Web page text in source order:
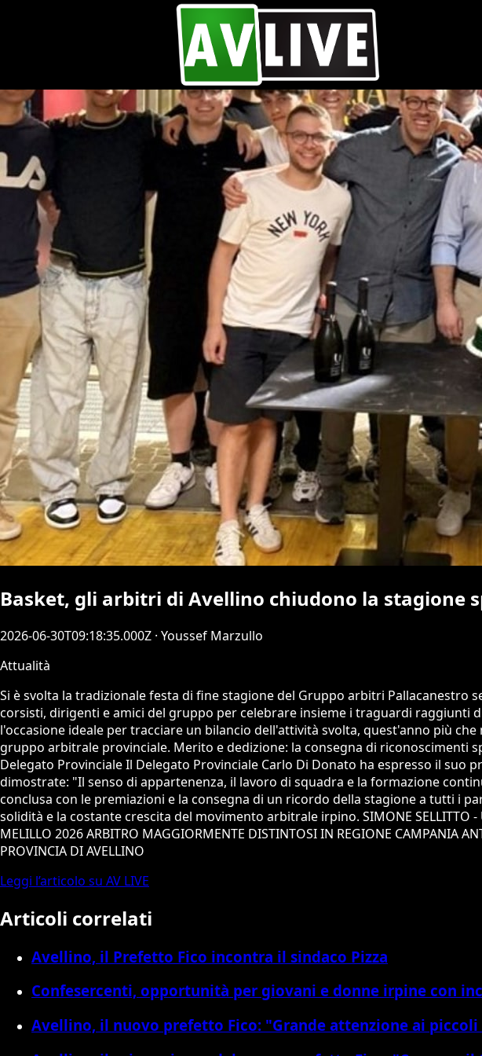
Basket, gli arbitri di Avellino chiudono la stagione
2026-06-30T09:18:35.000Z · Youssef Marzullo
Attualità
Si è svolta la tradizionale festa di fine stagione del Gruppo arbitri
corsisti, dirigenti e amici del gruppo per celebrare insieme i traguardi raggiunti
l'occasione ideale per tracciare un bilancio dell'attività svolta, quest'anno più
gruppo arbitrale provinciale. Merito e dedizione: la consegna di riconoscimenti
Delegato Provinciale Il Delegato Provinciale Carlo Di Donato ha espresso il
dimostrate: "Il senso di appartenenza, il lavoro di squadra e la formazione
conclusa con le premiazioni e la consegna di un ricordo della stagione a tutti i
solidità e la costante crescita del movimento arbitrale irpino. SIMONE SELLITTO -
MELILLO 2026 ARBITRO MAGGIORMENTE DISTINTOSI IN REGIONE CAMPANIA
PROVINCIA DI AVELLINO
Leggi l’articolo su AV LIVE
Articoli correlati
Avellino, il Prefetto Fico incontra il sindaco Pizza
Confesercenti, opportunità per giovani e donne irpine con
Avellino, il nuovo prefetto Fico: "Grande attenzione ai